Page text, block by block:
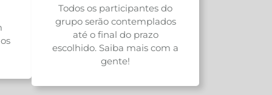
Todos os participantes do
grupo serão contemplados
até o final do prazo
escolhido. Saiba mais com a
gente!